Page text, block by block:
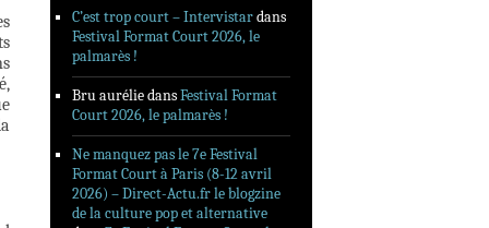
C’est trop court – Intervistardans
Festival Format Court 2026, le
palmarès !
Bru auréliedansFestival Format
Court 2026, le palmarès !
Ne manquez pas le 7e Festival
Format Court à Paris (8-12 avril
2026) – Direct-Actu.fr le blogzine
de la culture pop et alternative